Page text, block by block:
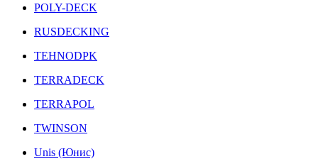
POLY-DECK
RUSDECKING
TEHNODPK
TERRADECK
TERRAPOL
TWINSON
Unis (Юнис)